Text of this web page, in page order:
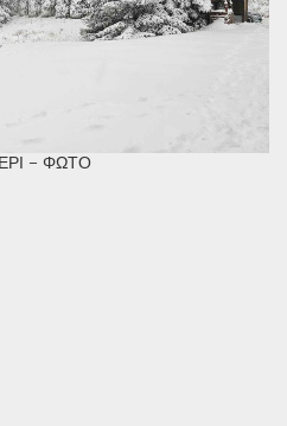
– ΦΩΤΌ